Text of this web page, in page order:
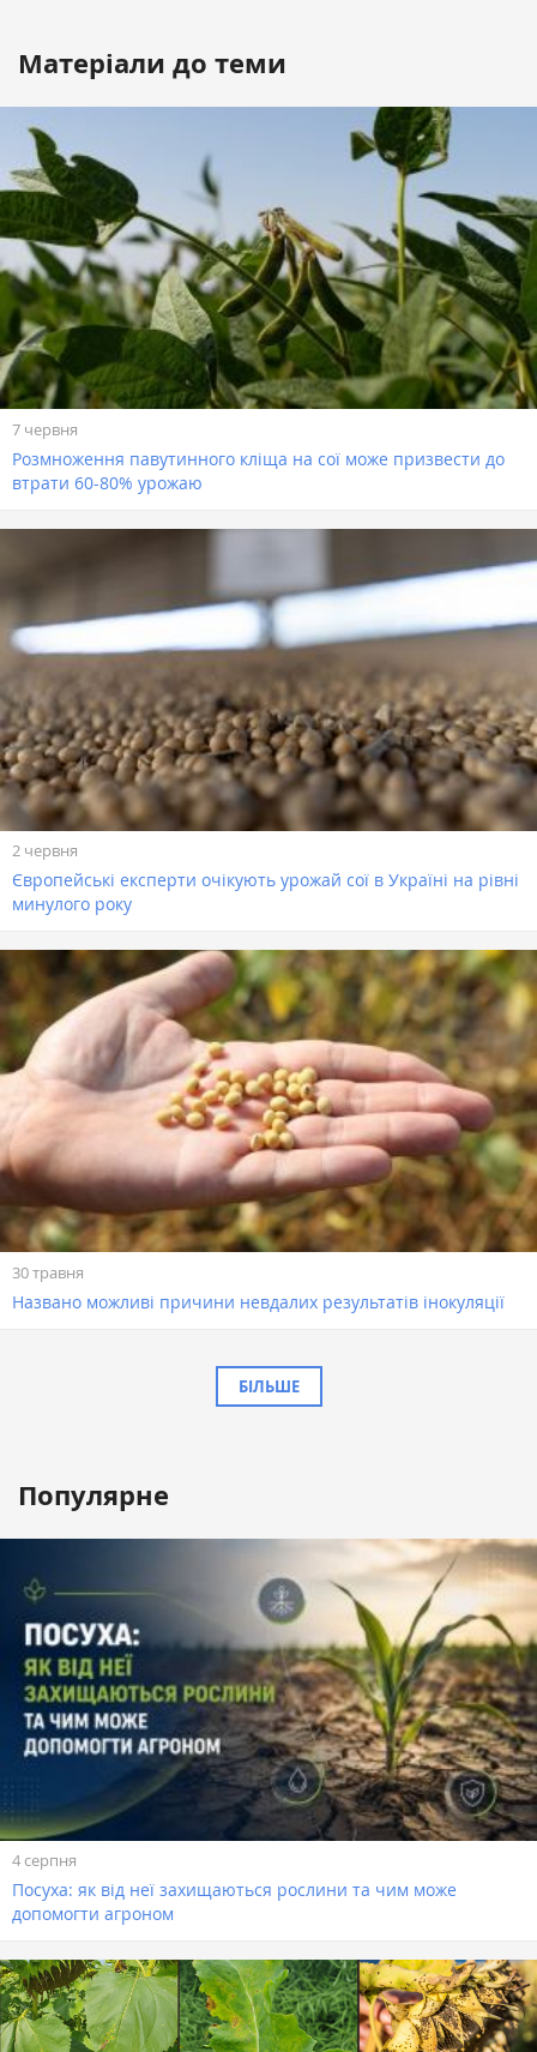
Матеріали до теми
7 червня
Розмноження павутинного кліща на сої може призвести до
втрати 60-80% урожаю
2 червня
Європейські експерти очікують урожай сої в Україні на рівні
минулого року
30 травня
Названо можливі причини невдалих результатів інокуляції
БІЛЬШЕ
Популярне
4 серпня
Посуха: як від неї захищаються рослини та чим може
допомогти агроном